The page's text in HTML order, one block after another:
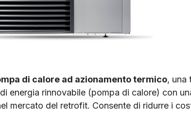
di calore ad azionamento termico, una
energia rinnovabile (pompa di calore) con
mercato del retrofit. Consente di ridurre i